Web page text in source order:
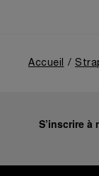
Accueil
S’inscrire à